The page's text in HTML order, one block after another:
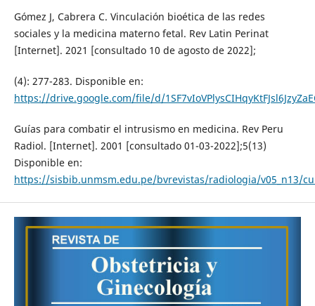
Gómez J, Cabrera C. Vinculación bioética de las redes
sociales y la medicina materno fetal. Rev Latin Perinat
[Internet]. 2021 [consultado 10 de agosto de 2022];
(4): 277-283. Disponible en:
https://drive.google.com/file/d/
Guías para combatir el intrusismo en medicina. Rev Peru
Radiol. [Internet]. 2001 [consultado 01-03-2022];5(13)
Disponible en:
https://sisbib.unmsm.edu.pe/bvrevistas/radiologia/v05_n13/